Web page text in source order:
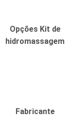
Opções Kit de
hidromassagem
Fabricante